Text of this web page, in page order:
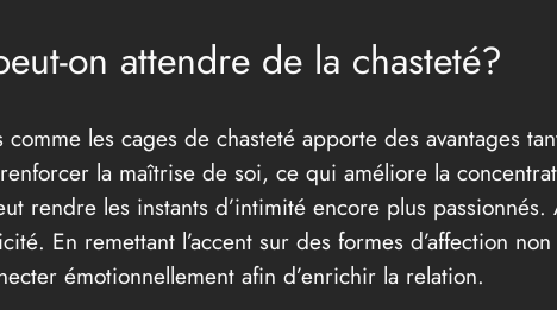
on attendre de la chasteté?
les cages de chasteté apporte des avantages
la maîtrise de soi, ce qui améliore la
rendre les instants d’intimité encore plus
En remettant l’accent sur des formes d’affection
émotionnellement afin d’enrichir la relation.